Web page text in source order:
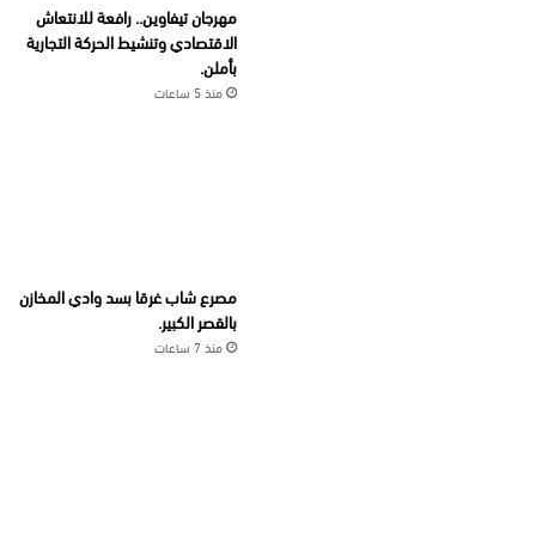
مهرجان تيفاوين.. رافعة للانتعاش
الاقتصادي وتنشيط الحركة التجارية
بأملن.
منذ 5 ساعات
مصرع شاب غرقا بسد وادي المخازن
بالقصر الكبير.
منذ 7 ساعات